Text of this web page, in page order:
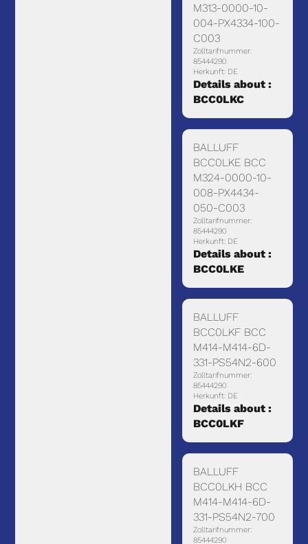
M313-0000-10-
004-PX4334-100-
C003
Zolltarifnummer:
85444290
Herkunft: DE
Details about :
BCC0LKC
BALLUFF
BCC0LKE BCC
M324-0000-10-
008-PX4434-
050-C003
Zolltarifnummer:
85444290
Herkunft: DE
Details about :
BCC0LKE
BALLUFF
BCC0LKF BCC
M414-M414-6D-
331-PS54N2-600
Zolltarifnummer:
85444290
Herkunft: DE
Details about :
BCC0LKF
BALLUFF
BCC0LKH BCC
M414-M414-6D-
331-PS54N2-700
Zolltarifnummer:
85444290